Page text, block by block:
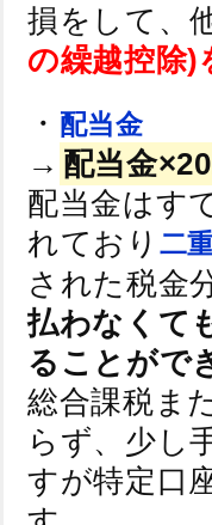
損をして、
の繰越控除)
・ 配当金
→ 配当金×
配当金はす
れており 二
された税金
払わなくて
ることがで
総合課税ま
らず、少し
すが特定口